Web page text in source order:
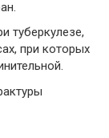
туберкулезе,
при которых